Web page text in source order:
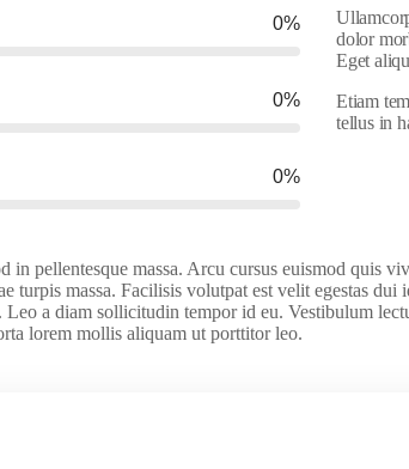
0%
0%
0%
dolor
Eget
Etiam
tellus in
pellentesque massa. Arcu cursus euismod quis
massa. Facilisis volutpat est velit egestas dui
Leo a diam sollicitudin tempor id eu. Vestibulum
lorem mollis aliquam ut porttitor leo.